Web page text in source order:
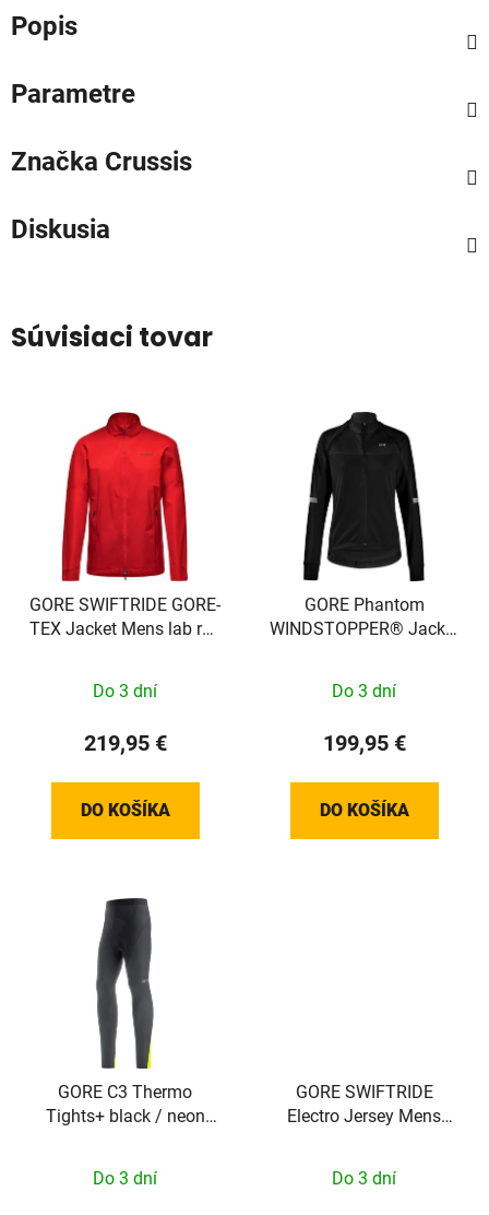
Popis
Parametre
Značka Crussis
Diskusia
Súvisiaci tovar
GORE SWIFTRIDE GORE-
TEX Jacket Mens lab red
Do 3 dní
219,95 €
DO KOŠÍKA
GORE Phantom
WINDSTOPPER® Jacket
Do 3 dní
199,95 €
DO KOŠÍKA
GORE C3 Thermo
Tights+ black / neon
Do 3 dní
GORE SWIFTRIDE
Electro Jersey Mens
Do 3 dní